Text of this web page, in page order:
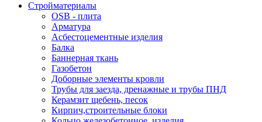
Стройматериалы
OSB - плита
Арматура
Асбестоцементные изделия
Балка
Баннерная ткань
Газобетон
Доборные элементы кровли
Трубы для заезда, дренажные и трубы ПНД
Керамзит щебень, песок
Кирпич,строительные блоки